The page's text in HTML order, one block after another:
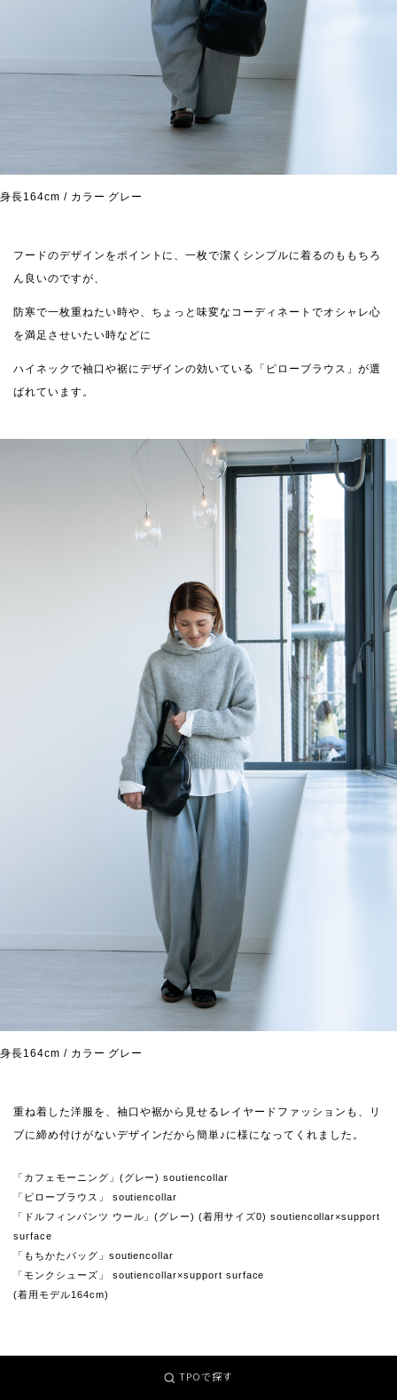
身長164cm / カラー グレー
フードのデザインをポイントに、一枚で潔くシンプルに着るのももちろ
ん良いのですが、
防寒で一枚重ねたい時や、ちょっと味変なコーディネートでオシャレ心
を満足させいたい時などに
ハイネックで袖口や裾にデザインの効いている「ピローブラウス」が選
ばれています。
身長164cm / カラー グレー
重ね着した洋服を、袖口や裾から見せるレイヤードファッションも、リ
ブに締め付けがないデザインだから簡単♪に様になってくれました。
「カフェモーニング」(グレー) soutiencollar
「ピローブラウス」 soutiencollar
「ドルフィンパンツ ウール」(グレー) (着用サイズ0) soutiencollar×support
surface
「もちかたバッグ」soutiencollar
「モンクシューズ」 soutiencollar×support surface
(着用モデル164cm)
TPOで探す